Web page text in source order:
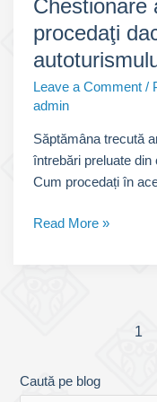
Chestionare
procedaţi
Leave a Comment /
admin
Săptămâna trecută
întrebări preluate
Cum procedați în
Chestionare
explicate:
aflaţi
la
Read More »
1
Caută pe blog